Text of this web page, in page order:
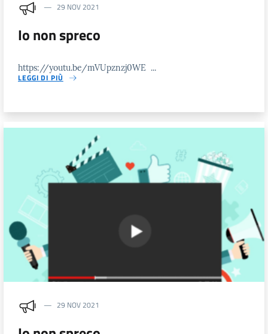
29 NOV 2021
Io non spreco
https://youtu.be/mVUpznzj0WE ...
LEGGI DI PIÙ
29 NOV 2021